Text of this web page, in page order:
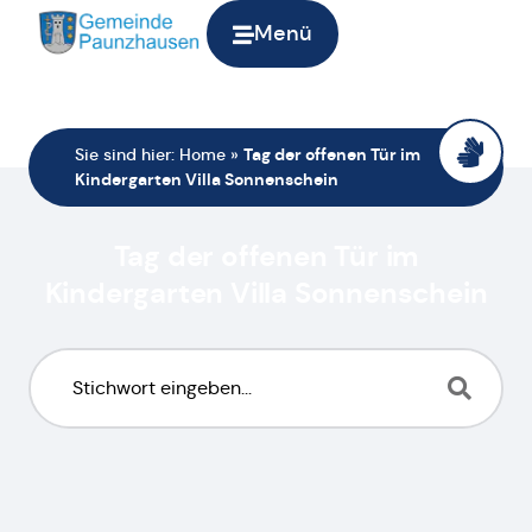
Menü
Sie sind hier: Home » Tag der offenen Tür im
Kindergarten Villa Sonnenschein